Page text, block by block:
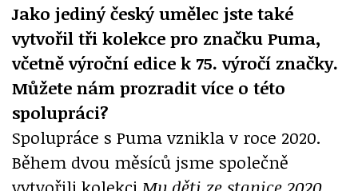
Jako jediný český umělec jste také
vytvořil tři kolekce pro značku Puma,
včetně výroční edice k 75. výročí značky.
Můžete nám prozradit více o této
spolupráci?
Spolupráce s Puma vznikla v roce 2020.
Během dvou měsíců jsme společně
vytvořili kolekci My děti ze stanice 2020,